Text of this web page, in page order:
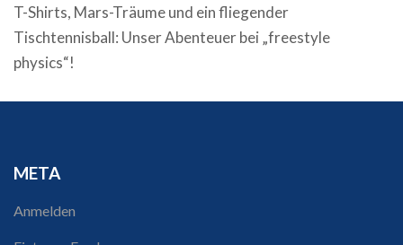
T-Shirts, Mars-Träume und ein fliegender
Tischtennisball: Unser Abenteuer bei „freestyle
physics“!
META
Anmelden